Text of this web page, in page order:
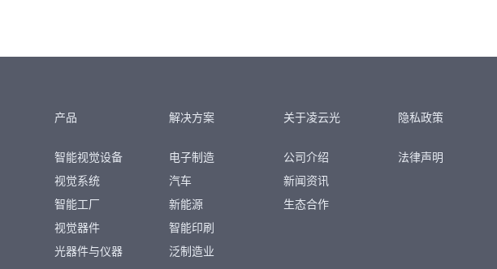
产品
智能视觉设备
视觉系统
智能工厂
视觉器件
光器件与仪器
解决方案
电子制造
汽车
新能源
智能印刷
泛制造业
关于凌云光
公司介绍
新闻资讯
生态合作
隐私政策
法律声明